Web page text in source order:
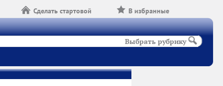
В избранные
Сделать стартовой
Выбрать рубрику